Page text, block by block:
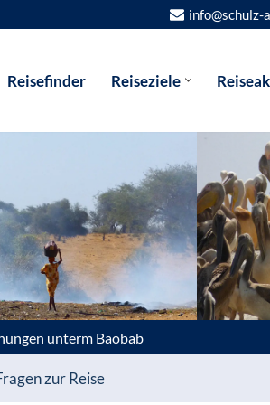
Reisefinder Reiseziele
unterm Baobab
zur Reise